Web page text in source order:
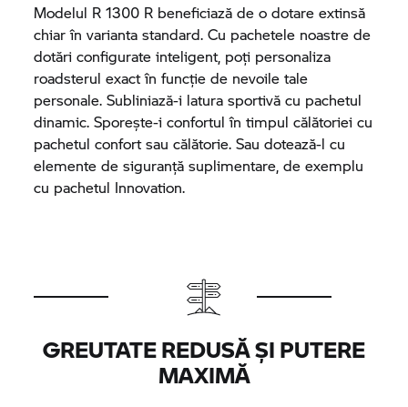
Modelul R 1300 R beneficiază de o dotare extinsă
chiar în varianta standard. Cu pachetele noastre de
dotări configurate inteligent, poți personaliza
roadsterul exact în funcție de nevoile tale
personale. Subliniază-i latura sportivă cu pachetul
dinamic. Sporește-i confortul în timpul călătoriei cu
pachetul confort sau călătorie. Sau dotează-l cu
elemente de siguranță suplimentare, de exemplu
cu pachetul Innovation.
GREUTATE REDUSĂ ȘI PUTERE
MAXIMĂ